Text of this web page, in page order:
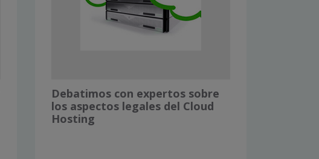
Debatimos con expertos sobre
los aspectos legales del Cloud
Hosting